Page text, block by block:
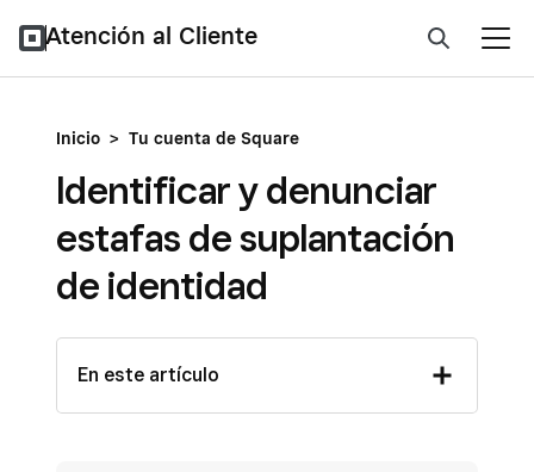
Atención al Cliente
Inicio > Tu cuenta de Square
Identificar y denunciar
estafas de suplantación
de identidad
En este artículo